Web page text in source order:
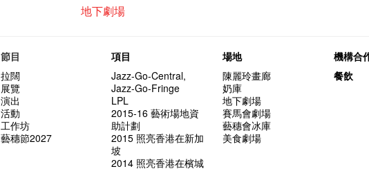
地下劇場
「鬧市
「美
方！」
榮獲「
獎
冰窖
Being
Fringe
冰窖午
想知
欸，她
《蛻變
膽，舞
忙裡
工作
The
藝穗
節目
拉闊
展覽
演出
活動
工作坊
藝穗節2027
項目
Jazz-Go-Central,
Jazz-Go-Fringe
LPL
2015-16 藝術場地資
助計劃
2015 照亮香港在新加
坡
2014 照亮香港在檳城
場地
陳麗玲畫廊
奶庫
地下劇場
賽馬會劇場
藝穗會冰庫
美食劇場
機構合
餐飲